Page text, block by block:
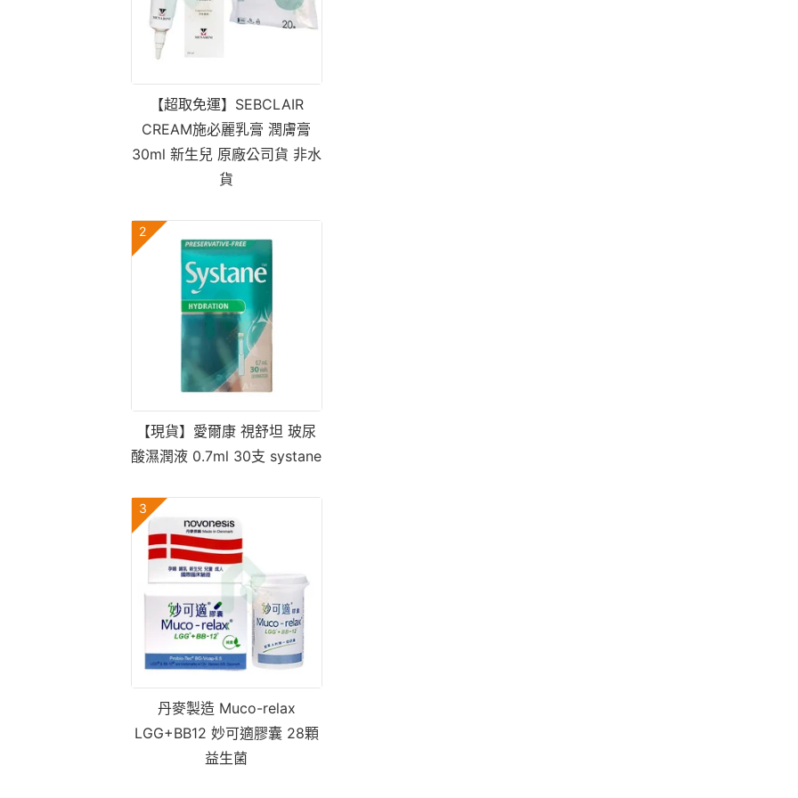
【超取免運】SEBCLAIR
CREAM施必麗乳膏 潤膚膏
30ml 新生兒 原廠公司貨 非水
貨
2
【現貨】愛爾康 視舒坦 玻尿
酸濕潤液 0.7ml 30支 systane
3
丹麥製造 Muco-relax
LGG+BB12 妙可適膠囊 28顆
益生菌